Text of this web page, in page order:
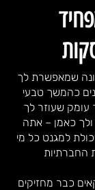
שמאפשרת לך
כהמשך טבעי
עומק שעוזר לך
כאמן – אתה
למגנט כל מי
החברתיות
כבר מחזיקים